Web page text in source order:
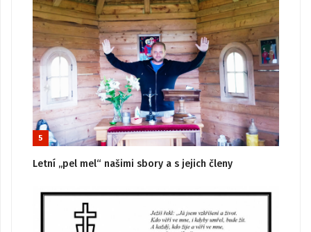
5
Letní „pel mel“ našimi sbory a s jejich členy